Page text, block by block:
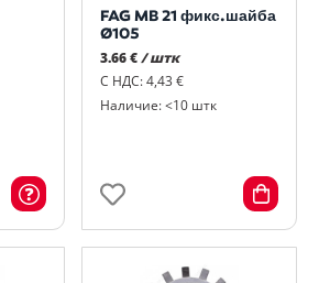
FAG MB 21 фикс.шайба
Ø105
3.66 € / штк
С НДС: 4,43 €
Наличие: <10 штк